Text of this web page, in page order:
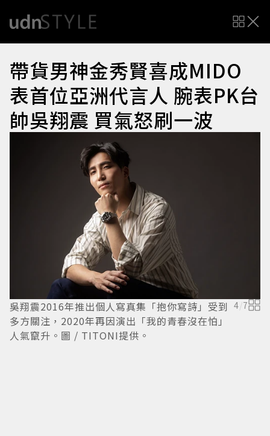
帶貨男神金秀賢喜成MIDO
表首位亞洲代言人 腕表PK台
帥吳翔震 買氣怒刷一波
吳翔震2016年推出個人寫真集「抱你寫詩」受到
多方關注，2020年再因演出「我的青春沒在怕」
人氣竄升。圖 / TITONI提供。
4/7